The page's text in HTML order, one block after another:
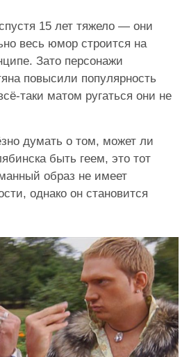
15 лет тяжело — они
весь юмор строится на
Зато персонажи
повысили популярность
таки матом ругаться они не
думать о том, может ли
быть геем, это тот
образ не имеет
однако он становится